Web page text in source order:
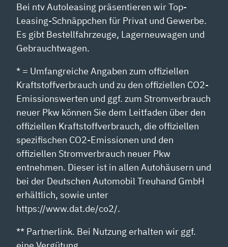
Bei ntv Autoleasing präsentieren wir Top-
Leasing-Schnäppchen für Privat und Gewerbe.
Es gibt Bestellfahrzeuge, Lagerneuwagen und
Gebrauchtwagen.
* = Umfangreiche Angaben zum offiziellen
Kraftstoffverbrauch und zu den offiziellen CO2-
Emissionswerten und ggf. zum Stromverbrauch
neuer Pkw können Sie dem Leitfaden über den
offiziellen Kraftstoffverbrauch, die offiziellen
spezifischen CO2-Emissionen und den
offiziellen Stromverbrauch neuer Pkw
entnehmen. Dieser ist in allen Autohäusern und
bei der Deutschen Automobil Treuhand GmbH
erhältlich, sowie unter
https://www.dat.de/co2/.
** Partnerlink. Bei Nutzung erhalten wir ggf.